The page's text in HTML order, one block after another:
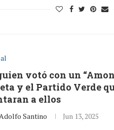
votó con un
y el Partido Verde
a ellos
Santino Jun 13, 2025